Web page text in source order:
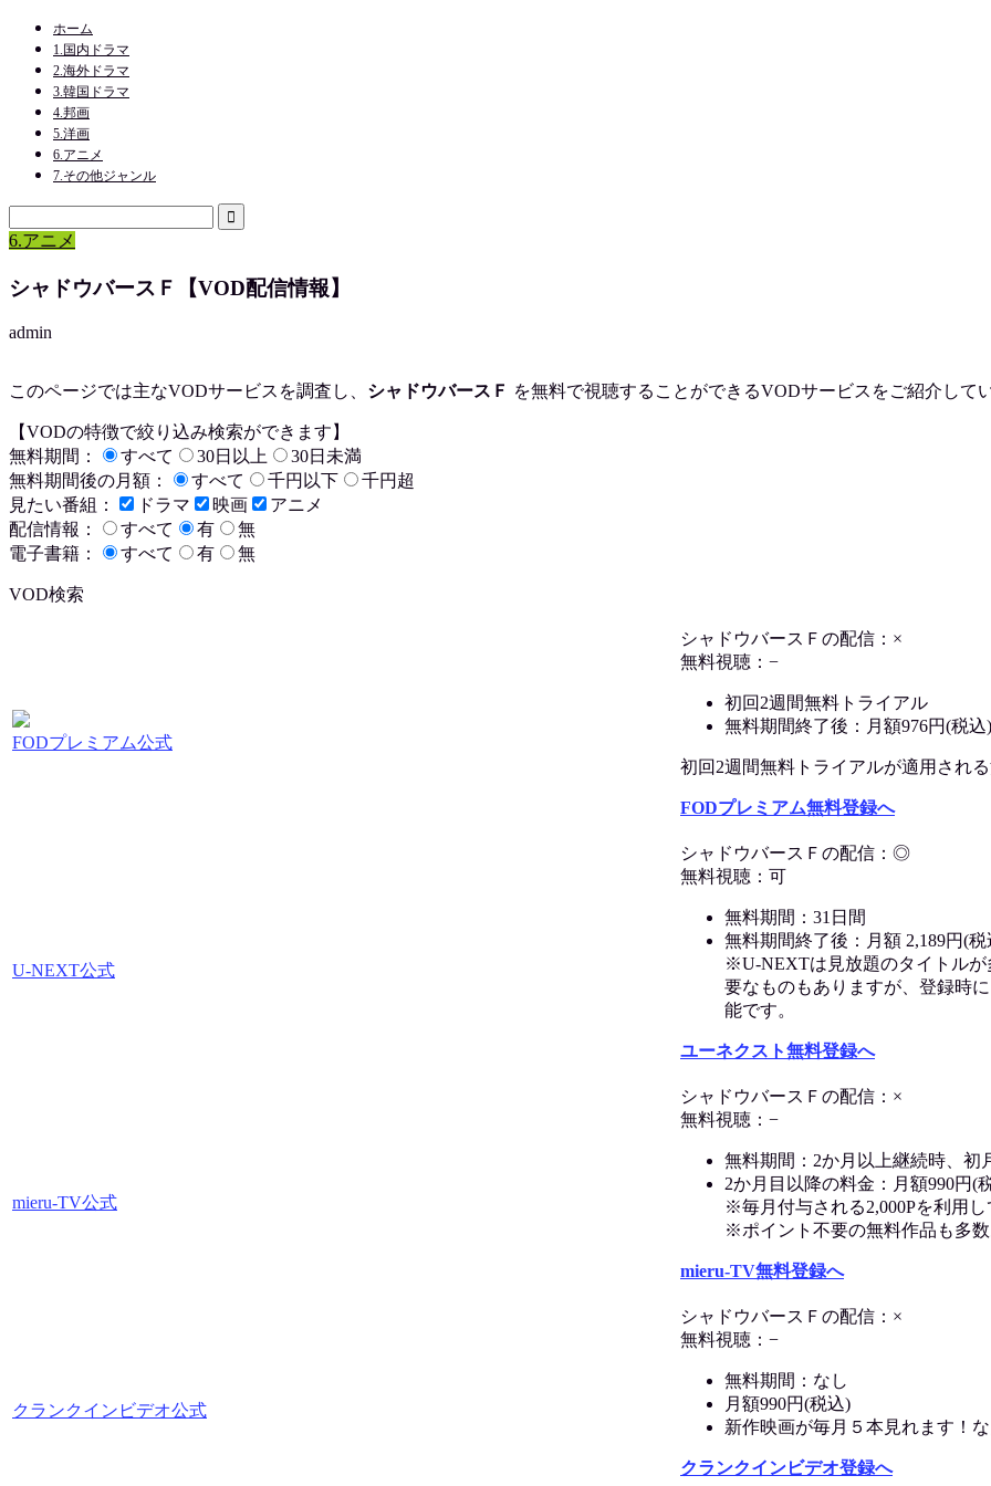
ホーム
1.国内ドラマ
2.海外ドラマ
3.韓国ドラマ
4.邦画
5.洋画
6.アニメ
7.その他ジャンル
6.アニメ
シャドウバースＦ【VOD配信情報】
admin
このページでは主なVODサービスを調査し、 シャドウバースＦ を無料で視聴することができるVODサービスをご紹介して
【VODの特徴で絞り込み検索ができます】
無料期間：
すべて 30日以上
30日未満
無料期間後の月額：
すべて 千円以下
千円超
見たい番組：
ドラマ 映画
アニメ
配信情報：
すべて 有
無
電子書籍：
すべて 有 無
VOD検索
FODプレミアム公式
シャドウバースＦの配信：×
無料視聴：−
初回2週間無料トライアル
無料期間終了後：月額976円(税込)
初回2週間無料トライアルが適用され
FODプレミアム無料登録へ
U-NEXT公式
シャドウバースＦの配信：◎
無料視聴：可
無料期間：31日間
無料期間終了後：月額 2,189円(税
※U-NEXTは見放題のタイトル
要なものもありますが、登録時
能です。
ユーネクスト無料登録へ
mieru-TV公式
シャドウバースＦの配信：×
無料視聴：−
無料期間：2か月以上継続時、初
2か月目以降の料金：月額990円(
※毎月付与される2,000Pを利用
※ポイント不要の無料作品も多
mieru-TV無料登録へ
クランクインビデオ公式
シャドウバースＦの配信：×
無料視聴：−
無料期間：なし
月額990円(税込)
新作映画が毎月５本見れます！
クランクインビデオ登録へ